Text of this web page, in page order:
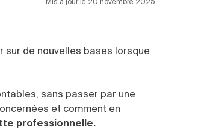
de nouvelles bases lorsque
sans passer par une
et comment en
professionnelle.